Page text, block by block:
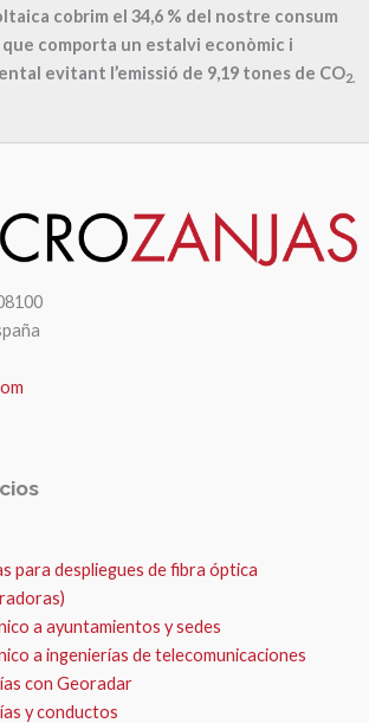
cobrim el 34,6 % del nostre consum
comporta un estalvi econòmic i
evitant l’emissió de 9,19 tones de CO2.
para despliegues de fibra óptica
a ayuntamientos y sedes
a ingenierías de telecomunicaciones
con Georadar
y conductos